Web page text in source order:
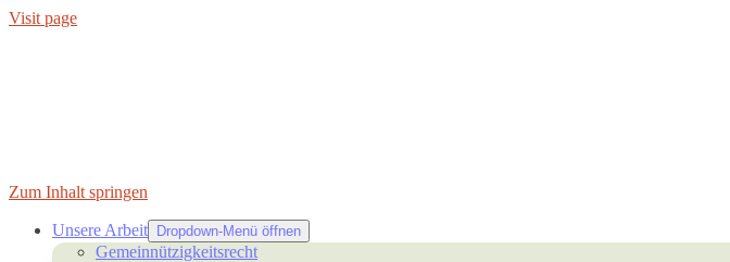
Visit page
Zum Inhalt springen
Unsere Arbeit Dropdown-Menü öffnen
Gemeinnützigkeitsrecht